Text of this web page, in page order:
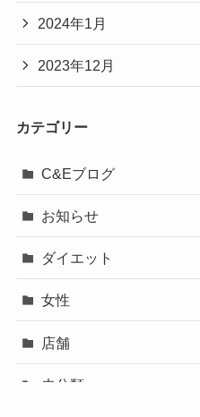
2024年1月
2023年12月
カテゴリー
C&Eブログ
お知らせ
ダイエット
女性
店舗
未分類